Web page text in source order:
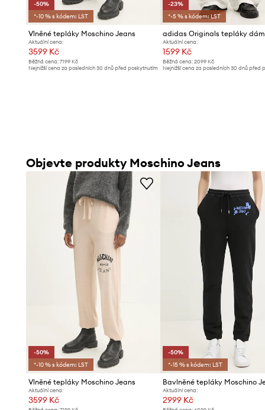
-50%
*-10 % s kódem: LST
Vlněné tepláky Moschino Jeans
Aktuální cena:
3599 Kč
Běžná cena: 7199 Kč
Nejnižší cena za posledních 30 dnů před poskytnutím
-23%
*-5 % s kódem: LST
Aktuální cena:
1599 Kč
Běžná cena:2099 Kč
Nejnižší cena za posledních 30 dnů před
Objevte produkty Moschino Jeans
-50%
*-10 % s kódem: LST
Vlněné tepláky Moschino Jeans
Aktuální cena:
3599 Kč
-50%
*-15 % s kódem: LST
Bavlněné tepláky Moschino
Aktuální cena:
2999 Kč